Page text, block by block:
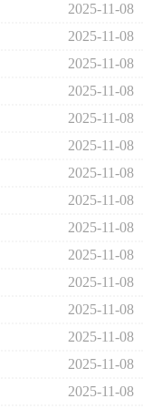
2025-11-08
2025-11-08
2025-11-08
2025-11-08
2025-11-08
2025-11-08
2025-11-08
2025-11-08
2025-11-08
2025-11-08
2025-11-08
2025-11-08
2025-11-08
2025-11-08
2025-11-08